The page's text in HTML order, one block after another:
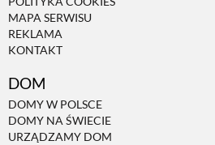
MAPA SERWISU
REKLAMA
KONTAKT
DOM
DOMY W POLSCE
DOMY NA ŚWIECIE
URZĄDZAMY DOM
PROJEKTOWANIE